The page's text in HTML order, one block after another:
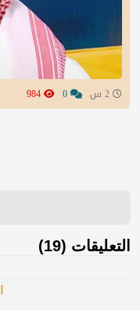
التعليقات (19)